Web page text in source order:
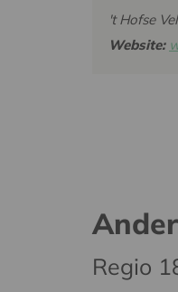
't Hofse
Website:
Regio